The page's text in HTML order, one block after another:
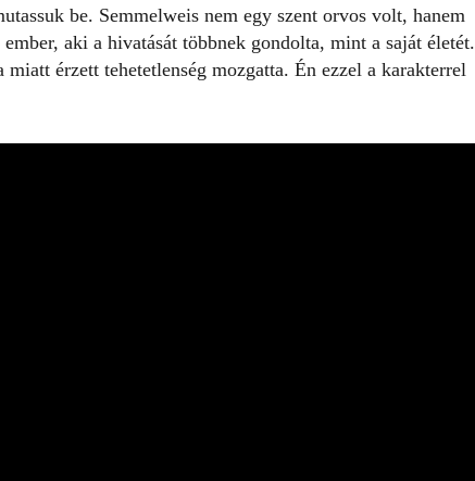
be. Semmelweis nem egy szent orvos volt, hanem
ember, aki a hivatását többnek gondolta, mint a saját életét.
érzett tehetetlenség mozgatta. Én ezzel a karakterrel